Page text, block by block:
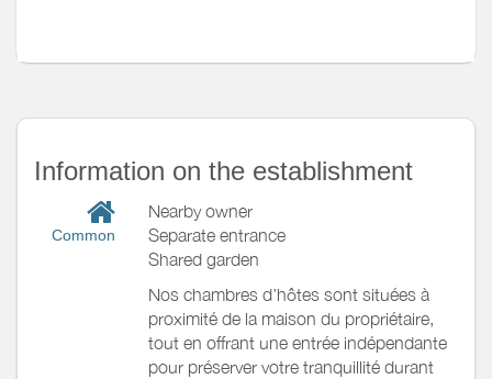
Information on the establishment
Common
Nearby owner
Separate entrance
Shared garden
Nos chambres d’hôtes sont situées à
proximité de la maison du propriétaire,
tout en offrant une entrée indépendante
pour préserver votre tranquillité durant